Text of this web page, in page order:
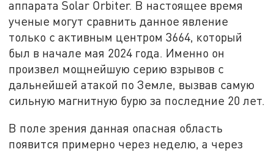
аппарата Solar Orbiter. В настоящее время
ученые могут сравнить данное явление
только с активным центром 3664, который
был в начале мая 2024 года. Именно он
произвел мощнейшую серию взрывов с
дальнейшей атакой по Земле, вызвав самую
сильную магнитную бурю за последние 20 лет.
В поле зрения данная опасная область
появится примерно через неделю, а через